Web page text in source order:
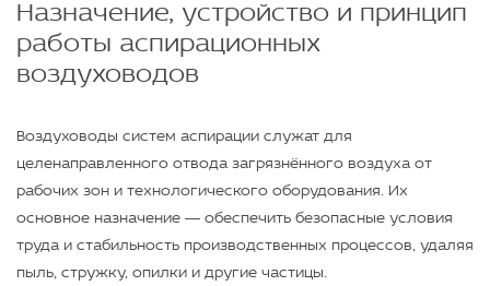
Назначение, устройство и принцип
работы аспирационных
воздуховодов
Воздуховоды систем аспирации служат для
целенаправленного отвода загрязнённого воздуха от
рабочих зон и технологического оборудования. Их
основное назначение — обеспечить безопасные условия
труда и стабильность производственных процессов, удаляя
пыль, стружку, опилки и другие частицы.